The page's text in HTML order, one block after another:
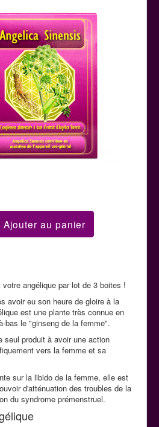
aphrodisiaque
Contact
angélique par lot de 3 boites !
avoir eu son heure de gloire à la
est une plante très connue en
bas le "ginseng de la femme".
seul produit à avoir une action
vers la femme et sa
sur la libido de la femme, elle est
d'atténuation des troubles de la
du syndrome prémenstruel.